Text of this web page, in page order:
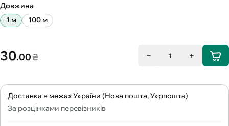
Довжина
1 м
100 м
30.00₴ 1
Доставка в межах України (Нова пошта, Укрпошта)
За розцінками перевізників